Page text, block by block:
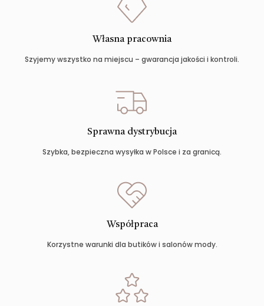
Własna pracownia
Szyjemy wszystko na miejscu – gwarancja jakości i kontroli.
Sprawna dystrybucja
Szybka, bezpieczna wysyłka w Polsce i za granicą.
Współpraca
Korzystne warunki dla butików i salonów mody.